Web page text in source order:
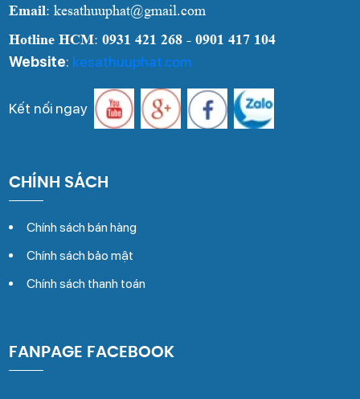
Email: kesathuuphat@gmail.com
Hotline HCM:0931 421 268 - 0901 417 104
Website: kesathuuphat.com
Kết nối ngay
CHÍNH SÁCH
Chính sách bán hàng
Chính sách bảo mật
Chính sách thanh toán
FANPAGE FACEBOOK